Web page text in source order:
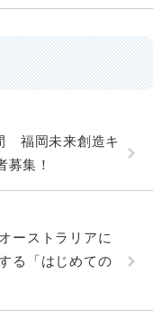
福岡未来創造キ
募集！
ーストラリアに
る「はじめての